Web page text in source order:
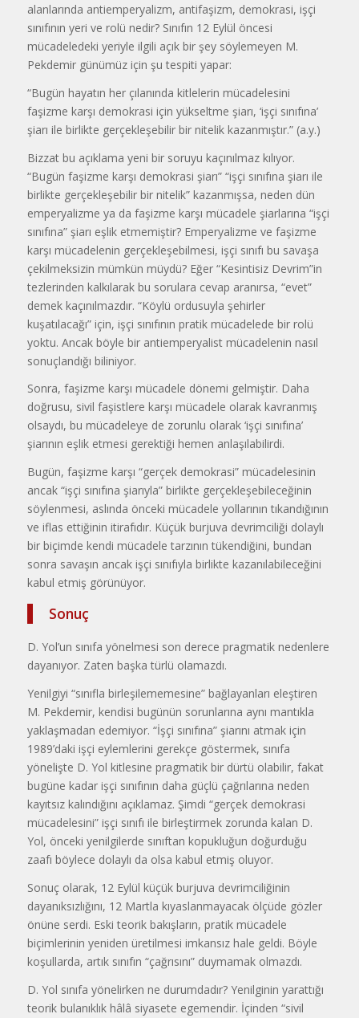
alanlarında antiemperyalizm, antifaşizm, demokrasi, işçi
sınıfının yeri ve rolü nedir? Sınıfın 12 Eylül öncesi
mücadeledeki yeriyle ilgili açık bir şey söylemeyen M.
Pekdemir günümüz için şu tespiti yapar:
“Bugün hayatın her çılanında kitlelerin mücadelesini
faşizme karşı demokrasi için yükseltme şiarı, ‘işçi sınıfına’
şiarı ile birlikte gerçekleşebilir bir nitelik kazanmıştır.” (a.y.)
Bizzat bu açıklama yeni bir soruyu kaçınılmaz kılıyor.
“Bugün faşizme karşı demokrasi şiarı” “işçi sınıfına şiarı ile
birlikte gerçekleşebilir bir nitelik” kazanmışsa, neden dün
emperyalizme ya da faşizme karşı mücadele şiarlarına “işçi
sınıfına” şiarı eşlik etmemiştir? Emperyalizme ve faşizme
karşı mücadelenin gerçekleşebilmesi, işçi sınıfı bu savaşa
çekilmeksizin mümkün müydü? Eğer “Kesintisiz Devrim”in
tezlerinden kalkılarak bu sorulara cevap aranırsa, “evet”
demek kaçınılmazdır. “Köylü ordusuyla şehirler
kuşatılacağı” için, işçi sınıfının pratik mücadelede bir rolü
yoktu. Ancak böyle bir antiemperyalist mücadelenin nasıl
sonuçlandığı biliniyor.
Sonra, faşizme karşı mücadele dönemi gelmiştir. Daha
doğrusu, sivil faşistlere karşı mücadele olarak kavranmış
olsaydı, bu mücadeleye de zorunlu olarak ‘işçi sınıfına’
şiarının eşlik etmesi gerektiği hemen anlaşılabilirdi.
Bugün, faşizme karşı “gerçek demokrasi” mücadelesinin
ancak “işçi sınıfına şiarıyla” birlikte gerçekleşebileceğinin
söylenmesi, aslında önceki mücadele yollarının tıkandığının
ve iflas ettiğinin itirafıdır. Küçük burjuva devrimciliği dolaylı
bir biçimde kendi mücadele tarzının tükendiğini, bundan
sonra savaşın ancak işçi sınıfıyla birlikte kazanılabileceğini
kabul etmiş görünüyor.
Sonuç
D. Yol’un sınıfa yönelmesi son derece pragmatik nedenlere
dayanıyor. Zaten başka türlü olamazdı.
Yenilgiyi “sınıfla birleşilememesine” bağlayanları eleştiren
M. Pekdemir, kendisi bugünün sorunlarına aynı mantıkla
yaklaşmadan edemiyor. “İşçi sınıfına” şiarını atmak için
1989’daki işçi eylemlerini gerekçe göstermek, sınıfa
yönelişte D. Yol kitlesine pragmatik bir dürtü olabilir, fakat
bugüne kadar işçi sınıfının daha güçlü çağrılarına neden
kayıtsız kalındığını açıklamaz. Şimdi “gerçek demokrasi
mücadelesini” işçi sınıfı ile birleştirmek zorunda kalan D.
Yol, önceki yenilgilerde sınıftan kopukluğun doğurduğu
zaafı böylece dolaylı da olsa kabul etmiş oluyor.
Sonuç olarak, 12 Eylül küçük burjuva devrimciliğinin
dayanıksızlığını, 12 Martla kıyaslanmayacak ölçüde gözler
önüne serdi. Eski teorik bakışların, pratik mücadele
biçimlerinin yeniden üretilmesi imkansız hale geldi. Böyle
koşullarda, artık sınıfın “çağrısını” duymamak olmazdı.
D. Yol sınıfa yönelirken ne durumdadır? Yenilginin yarattığı
teorik bulanıklık hâlâ siyasete egemendir. İçinden “sivil